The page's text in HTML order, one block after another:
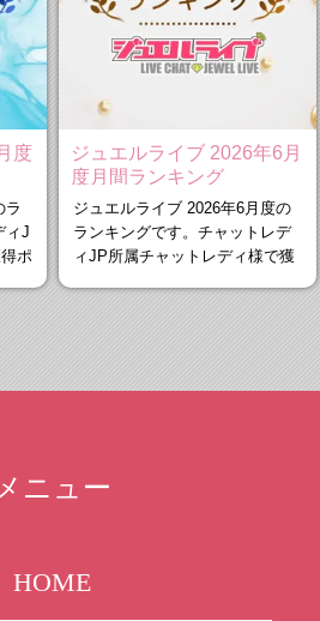
度
ラ
ィJ
ポ
ジュエルライブ 2026年6月
度月間ランキング
ジュエルライブ 2026年6月度の
ランキングです。チャットレデ
ィJP所属チャットレディ様で獲
メニュー
HOME